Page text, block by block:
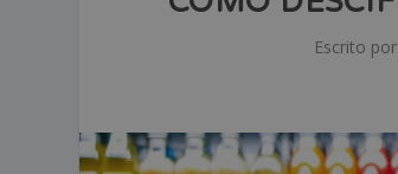
Escrito por